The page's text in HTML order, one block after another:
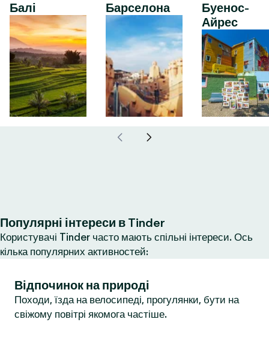
Балі Барселона
Буенос-
Айрес
Популярні інтереси в Tinder
Користувачі Tinder часто мають спільні інтереси. Ось
кілька популярних активностей:
Відпочинок на природі
Походи, їзда на велосипеді, прогулянки, бути на
свіжому повітрі якомога частіше.